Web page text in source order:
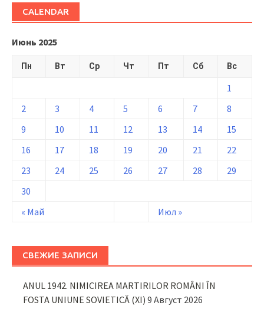
CALENDAR
Июнь 2025
Пн Вт Ср Чт Пт Сб Вс
« Май Июл »
1
2
3 4 5 6 7
8
9
10 11 12 13 14
15
16
17 18 19 20 21
22
23
24 25 26 27 28
29
30
СВЕЖИЕ ЗАПИСИ
ANUL 1942. NIMICIREA MARTIRILOR ROMÂNI ÎN
FOSTA UNIUNE SOVIETICĂ (XI) 9 Август 2026